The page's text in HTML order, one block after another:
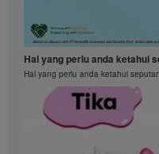
Hal yang perlu anda ketahui
Hal yang perlu anda ketahui